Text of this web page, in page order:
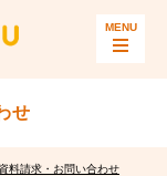
せ
資料請求・お問い合わせ